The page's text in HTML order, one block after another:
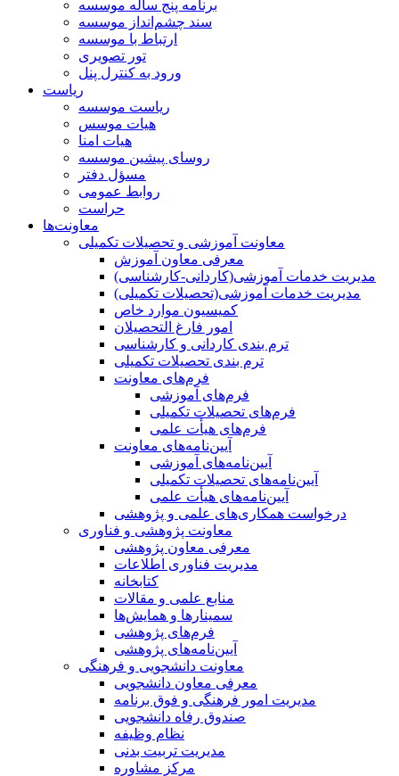
برنامه پنج ساله موسسه
سند چشم‌انداز موسسه
ارتباط با موسسه
تور تصویری
ورود به کنترل پنل
ریاست
ریاست موسسه
هیات موسس
هیات امنا
روسای پیشین موسسه
مسؤل دفتر
روابط عمومی
حراست
معاونت‌ها
معاونت آموزشی و تحصیلات تکمیلی
معرفی معاون آموزش
مدیریت خدمات آموزشی(کاردانی-کارشناسی)
مدیریت خدمات آموزشی(تحصیلات تکمیلی)
کمیسیون موارد خاص
امور فارغ التحصیلان
ترم بندی کاردانی و کارشناسی
ترم بندی تحصیلات تکمیلی
فرم‌های معاونت
فرم‌های آموزشی
فرم‌های تحصیلات تکمیلی
فرم‌های هیأت علمی
آیین‌نامه‌های معاونت
آیین‌نامه‌های آموزشی
آیین‌نامه‌های تحصیلات تکمیلی
آیین‌نامه‌های هیأت علمی
درخواست همکاری‌های علمی و پژوهشی
معاونت پژوهشی و فناوری
معرفی معاون پژوهشی
مدیریت فناوری اطلاعات
کتابخانه
منابع علمی و مقالات
سمینارها و همایش‌ها
فرم‌های پژوهشی
آیین‌نامه‌های پژوهشی
معاونت دانشجویی و فرهنگی
معرفی معاون دانشجویی
مدیریت امور فرهنگی و فوق برنامه
صندوق رفاه دانشجویی
نظام وظیفه
مدیریت تربیت بدنی
مرکز مشاوره